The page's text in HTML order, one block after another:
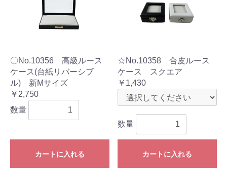
〇No.10356 高級ルース
ケース(台紙リバーシブ
ル) 新Мサイズ
￥2,750
数量
カートに入れる
☆No.10358 合皮ルース
ケース スクエア
￥1,430
数量
カートに入れる